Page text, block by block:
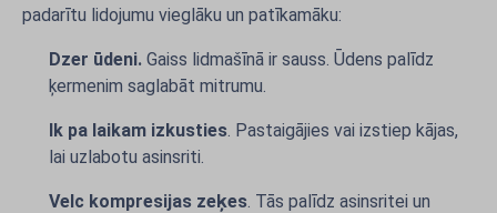
padarītu lidojumu vieglāku un patīkamāku:
Dzer ūdeni. Gaiss lidmašīnā ir sauss. Ūdens palīdz
ķermenim saglabāt mitrumu.
Ik pa laikam izkusties. Pastaigājies vai izstiep kājas,
lai uzlabotu asinsriti.
Velc kompresijas zeķes. Tās palīdz asinsritei un